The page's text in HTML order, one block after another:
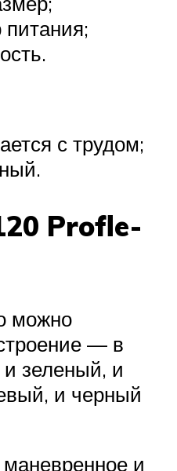
с трудом;
Profle-
можно
— в
зеленый, и
и черный
и